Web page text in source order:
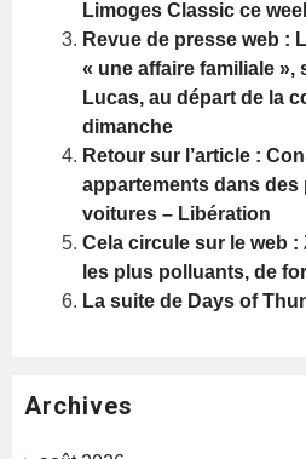
Limoges Classic ce
Revue de presse web :
« une affaire familiale »,
Lucas, au départ de la
dimanche
Retour sur l’article :
appartements dans
voitures – Libération
Cela circule sur le web
les plus polluants, de
La suite de Days of
Archives